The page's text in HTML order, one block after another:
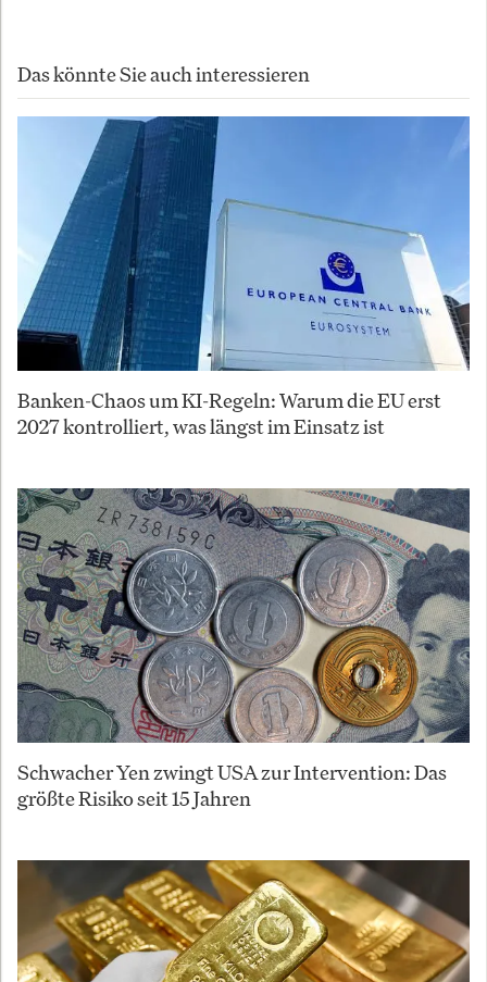
Das könnte Sie auch interessieren
Banken-Chaos um KI-Regeln: Warum die EU erst
2027 kontrolliert, was längst im Einsatz ist
Schwacher Yen zwingt USA zur Intervention: Das
größte Risiko seit 15 Jahren